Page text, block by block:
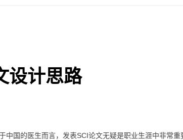
设计思路
国的医生而言，发表SCI论文无疑是职业生涯中非常